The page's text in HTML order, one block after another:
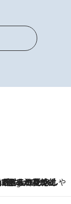
やりスイーツで夏を満喫
Ago